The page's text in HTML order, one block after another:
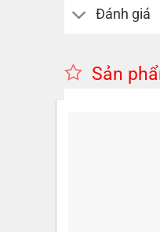
Đánh giá
Sản